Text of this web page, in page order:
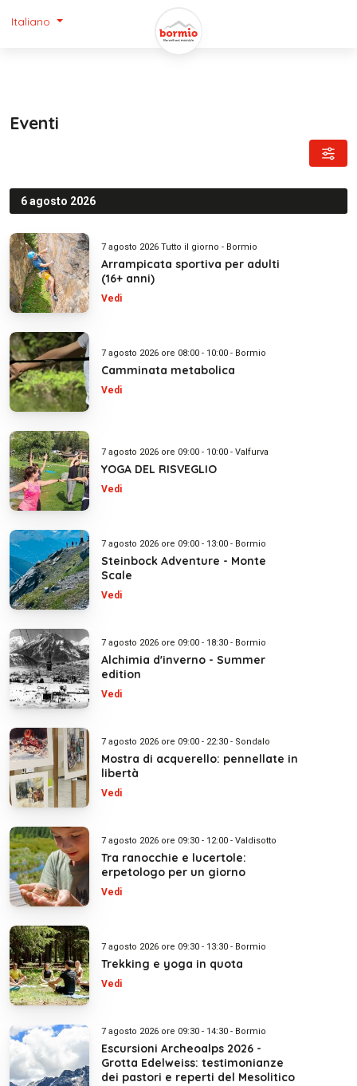
Italiano
Eventi
6 agosto 2026
7 agosto 2026 Tutto il giorno - Bormio
Arrampicata sportiva per adulti
(16+ anni)
Vedi
7 agosto 2026 ore 08:00 - 10:00 - Bormio
Camminata metabolica
Vedi
7 agosto 2026 ore 09:00 - 10:00 - Valfurva
YOGA DEL RISVEGLIO
Vedi
7 agosto 2026 ore 09:00 - 13:00 - Bormio
Steinbock Adventure - Monte
Scale
Vedi
7 agosto 2026 ore 09:00 - 18:30 - Bormio
Alchimia d'inverno - Summer
edition
Vedi
7 agosto 2026 ore 09:00 - 22:30 - Sondalo
Mostra di acquerello: pennellate in
libertà
Vedi
7 agosto 2026 ore 09:30 - 12:00 - Valdisotto
Tra ranocchie e lucertole:
erpetologo per un giorno
Vedi
7 agosto 2026 ore 09:30 - 13:30 - Bormio
Trekking e yoga in quota
Vedi
7 agosto 2026 ore 09:30 - 14:30 - Bormio
Escursioni Archeoalps 2026 -
Grotta Edelweiss: testimonianze
dei pastori e reperti del Mesolitico